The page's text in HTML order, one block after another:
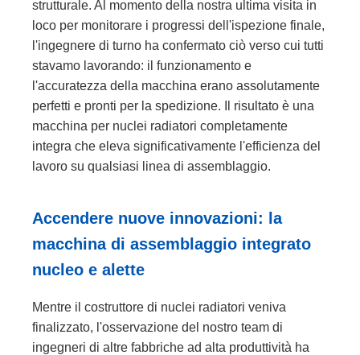
strutturale. Al momento della nostra ultima visita in
loco per monitorare i progressi dell'ispezione finale,
l'ingegnere di turno ha confermato ciò verso cui tutti
stavamo lavorando: il funzionamento e
l'accuratezza della macchina erano assolutamente
perfetti e pronti per la spedizione. Il risultato è una
macchina per nuclei radiatori completamente
integra che eleva significativamente l'efficienza del
lavoro su qualsiasi linea di assemblaggio.
Accendere nuove innovazioni: la
macchina di assemblaggio integrato
nucleo e alette
Mentre il costruttore di nuclei radiatori veniva
finalizzato, l'osservazione del nostro team di
ingegneri di altre fabbriche ad alta produttività ha